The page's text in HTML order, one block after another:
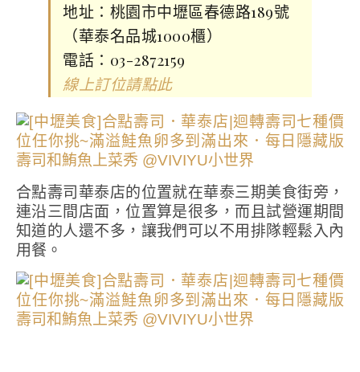
地址：桃園市中壢區春德路189號
（華泰名品城1000櫃）
電話：03-2872159
線上訂位請點此
合點壽司華泰店的位置就在華泰三期美食街旁，
連沿三間店面，位置算是很多，而且試營運期間
知道的人還不多，讓我們可以不用排隊輕鬆入內
用餐。